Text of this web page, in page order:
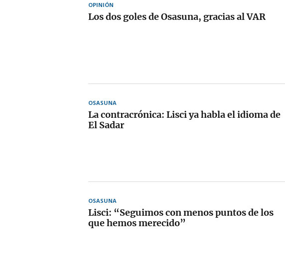
OPINIÓN
Los dos goles de Osasuna, gracias al VAR
OSASUNA
La contracrónica: Lisci ya habla el idioma de
El Sadar
OSASUNA
Lisci: “Seguimos con menos puntos de los
que hemos merecido”